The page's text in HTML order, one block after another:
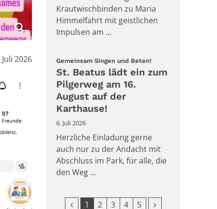
Juli 2026
Krautwischbinden zu Maria
Himmelfahrt mit geistlichen
Impulsen am ...
Gemeinsam Singen und Beten!
St. Beatus lädt ein zum
Pilgerweg am 16.
August auf der
Karthause!
6. Juli 2026
Herzliche Einladung gerne
auch nur zu der Andacht mit
Abschluss im Park, für alle, die
den Weg ...
Vorherige Seite
1 2 3 4 5 Nächste Seite